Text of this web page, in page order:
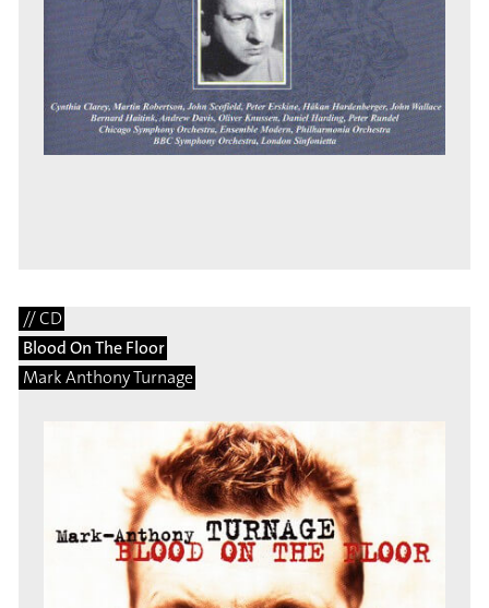
// CD
Blood On The Floor
Mark Anthony Turnage